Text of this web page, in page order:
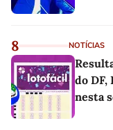
8 NOTÍCIAS
do DF,
nesta